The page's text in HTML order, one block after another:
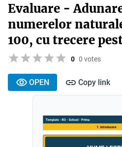
Evaluare -
numerelor
100, cu trecere
0 0 votes
OPEN Copy link